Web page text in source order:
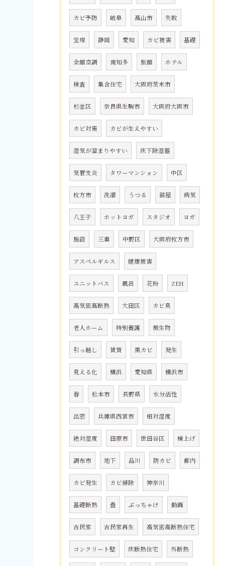
カビ予防 岐阜 高山市 失敗
宝塚 静岡 愛知 カビ被害 基礎
全館空調 南知多 旅館 ホテル
検査 集合住宅 大阪府茨木市
杉並区 奈良県生駒市 大阪府大阪市
カビ対策 カビが生えやすい
湿気が溜まりやすい 床下除湿器
気管支炎 タワーマンション 中区
枚方市 洗濯 うつる 部屋 病気
八王子 ホットヨガ スタジオ ヨガ
施設 三重 中野区 大阪府枚方市
アスペルギルス 健康被害
ユニットバス 風呂 花粉 ZEH
高気密高断熱 大田区 カビ臭
老人ホーム 特別養護 微生物
引っ越し 賃貸 黒カビ 発生
見える化 横浜 愛知県 横浜市
春 松本市 長野県 水分活性
出窓 兵庫県西宮市 相対湿度
絶対湿度 田原市 世田谷区 棟上げ
調布市 地下 品川 防カビ 都内
カビ発生 カビ掃除 神奈川
基礎断熱 畳 ぶっちゃけ 動画
古民家 古民家再生 高気密高断熱住宅
コンクリート壁 床断熱住宅 外断熱